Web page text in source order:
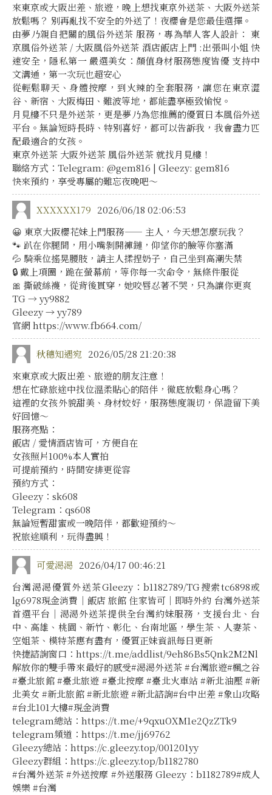
來東京或大阪出差、旅遊，晚上想找東京外送茶、大阪外送茶
放鬆嗎？ 別再亂找不安全的外送了！夜櫻會是您最佳選擇。
由夢乃親自把關的風俗外送茶 服務，專為華人客人設計： 東
京風俗外送茶 / 大阪風俗外送茶 酒店飯店上門 :出張叫小姐 快
速安全，隱私第一 嚴選美女：顏值身材服務態度皆優 支持中
文溝通，第一次玩也超安心
從輕鬆聊天、身體按摩，到火辣的全套服務，讓您在東京澀
谷、新宿、大阪梅田、難波等地，都能盡享極致愉悅。
月見樓不只是外送茶，更是夢乃為您推薦的優質日本風俗外送
平台。無論短時長時、特別喜好，都可以告訴我，我會盡力匹
配最適合的女孩。
東京外送茶 大阪外送茶 風俗外送茶 就找月見樓！
聯絡方式：Telegram: @gem816 | Gleezy: gem816
快來預約，享受專屬的難忘夜晚吧～
XXXXXX179 2026/06/18 02:06:53
😀 東京大阪櫻花妹上門服務—— 主人，今天想怎麼玩我？
🐾 趴在你腿間，用小嘴剝開褲鏈，仰望你的臉等你塞滿
💦 騎乘位搖晃腰肢，請主人揉捏奶子，自己坐到高潮失禁
🔒 戴上項圈，跪在螢幕前，等你每一次命令，無條件服從
🎀 撕破絲襪，從背後貫穿，她咬唇忍著不哭，只為讓你更爽
TG → yy9882
Gleezy → yy789
官網 https://www.fb664.com/
秋穗知遇宛 2026/05/28 21:20:38
來東京或大阪出差、旅遊的朋友注意！
想在忙碌旅途中找位溫柔貼心的陪伴，徹底放鬆身心嗎？
這裡的女孩外貌甜美、身材姣好，服務態度親切，保證留下美
好回憶～
服務亮點：
飯店 / 愛情酒店皆可，方便自在
女孩照片100%本人實拍
可提前預約，時間安排更從容
預約方式：
Gleezy：sk608
Telegram：qs608
無論短暫甜蜜或一晚陪伴，都歡迎預約～
祝旅途順利，玩得盡興！
可愛渴渴 2026/04/17 00:46:21
台灣渴渴優質外送茶Gleezy：b1182789/TG搜索tc6898或
lg6978現金消費｜飯店 旅館 住家皆可｜即時外約 台灣外送茶
首選平台｜渴渴外送茶提供全台灣約妹服務，支援台北、台
中、高雄、桃園、新竹、彰化、台南地區，學生茶、人妻茶、
空姐茶、模特茶應有盡有，優質正妹資訊每日更新
快捷諮詢窗口：https://t.me/addlist/9eh86Bs5Qnk2M2Nl
解放你的雙手帶來最好的感受#渴渴外送茶 #台灣旅遊#楓之谷
#臺北旅館 #臺北旅遊 #臺北按摩 #臺北火車站 #新北油壓 #新
北美女 #新北旅館 #新北旅遊 #新北諮詢#台中出差 #象山攻略
#台北101大樓#現金消費
telegram總站：https://t.me/+9qxuOXM1e2QzZTk9
telegram頻道：https://t.me/jj69762
Gleezy總站：https://c.gleezy.top/001201yy
Gleezy群組：https://c.gleezy.top/b1182780
#台灣外送茶 #外送按摩 #外送服務 Gleezy：b1182789#成人
娛樂 #台灣